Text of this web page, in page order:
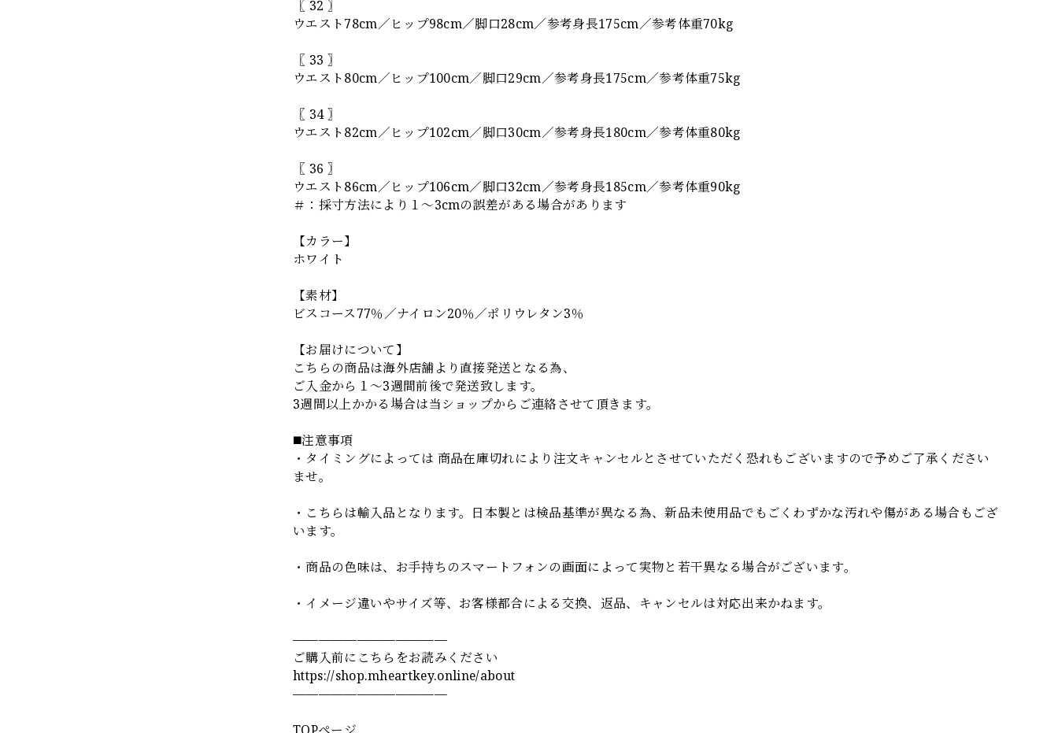
〖 32 〗
ウエスト78cm／ヒップ98cm／脚口28cm／参考身長175cm／参考体重70kg
〖 33 〗
ウエスト80cm／ヒップ100cm／脚口29cm／参考身長175cm／参考体重75kg
〖 34 〗
ウエスト82cm／ヒップ102cm／脚口30cm／参考身長180cm／参考体重80kg
〖 36 〗
ウエスト86cm／ヒップ106cm／脚口32cm／参考身長185cm／参考体重90kg
＃：採寸方法により１～3cmの誤差がある場合があります
【カラー】
ホワイト
【素材】
ビスコース77％／ナイロン20％／ポリウレタン3％
【お届けについて】
こちらの商品は海外店舗より直接発送となる為、
ご入金から１～3週間前後で発送致します。
3週間以上かかる場合は当ショップからご連絡させて頂きます。
◼️注意事項
・タイミングによっては 商品在庫切れにより注文キャンセルとさせていただく恐れもございますので予めご了承ください
ませ。
・こちらは輸入品となります。日本製とは検品基準が異なる為、新品未使用品でもごくわずかな汚れや傷がある場合もござ
います。
・商品の色味は、お手持ちのスマートフォンの画面によって実物と若干異なる場合がございます。
・イメージ違いやサイズ等、お客様都合による交換、返品、キャンセルは対応出来かねます。
————————————
ご購入前にこちらをお読みください
https://shop.mheartkey.online/about
————————————